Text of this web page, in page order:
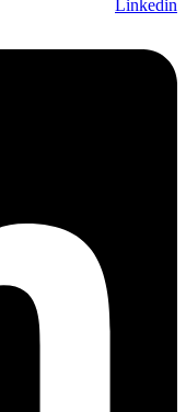
Linkedin